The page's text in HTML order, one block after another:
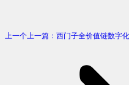
上一个 上一篇： 西门子全价值链数字